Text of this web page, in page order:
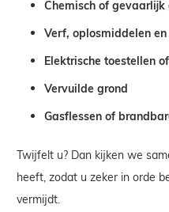
Chemisch of
Verf, oplosmiddelen en
Elektrische toestellen
Vervuilde grond
Gasflessen of
Twijfelt u? Dan kijken we
heeft, zodat u zeker in orde
vermijdt.